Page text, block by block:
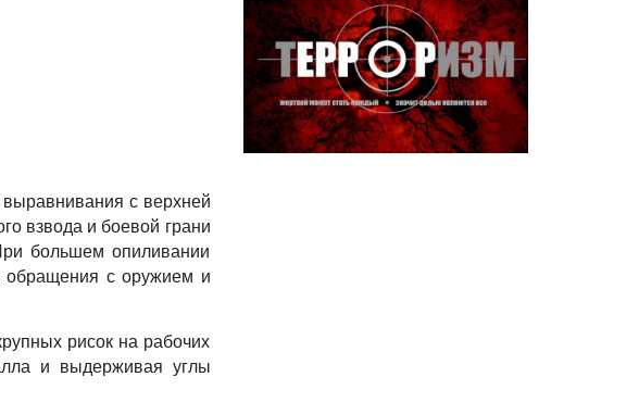
с верхней
взвода и боевой грани
большем опиливании
обращения с оружием и
рисок на рабочих
и выдерживая углы